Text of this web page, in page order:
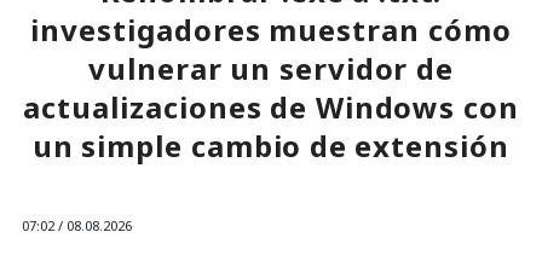
investigadores muestran cómo
vulnerar un servidor de
actualizaciones de Windows con
un simple cambio de extensión
07:02 / 08.08.2026